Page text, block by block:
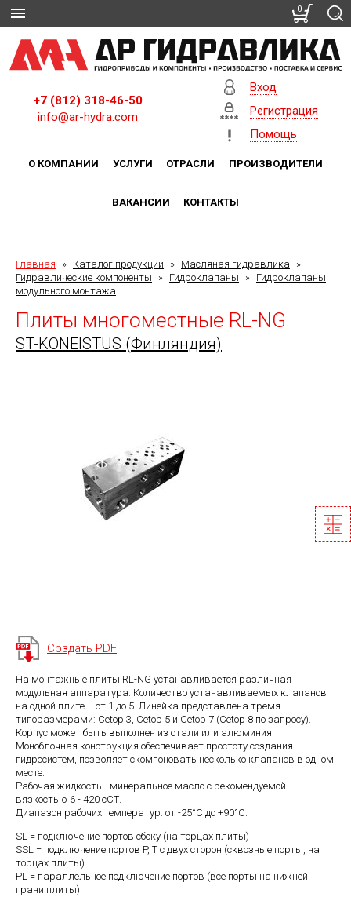
+7 (812) 318-46-50
info@ar-hydra.com
Вход
Регистрация
Помощь
О КОМПАНИИ УСЛУГИ ОТРАСЛИ ПРОИЗВОДИТЕЛИ
ВАКАНСИИ КОНТАКТЫ
Главная » Каталог продукции » Масляная гидравлика
»
Гидравлические компоненты
» Гидроклапаны » Гидроклапаны
модульного монтажа
Плиты многоместные RL-NG
ST-KONEISTUS (Финляндия)
Создать PDF
На монтажные плиты RL-NG устанавливается различная
модульная аппаратура. Количество устанавливаемых клапанов
на одной плите – от 1 до 5. Линейка представлена тремя
типоразмерами: Cetop 3, Cetop 5 и Cetop 7 (Cetop 8 по запросу).
Корпус может быть выполнен из стали или алюминия.
Моноблочная конструкция обеспечивает простоту создания
гидросистем, позволяет скомпоновать несколько клапанов в одном
месте.
Рабочая жидкость - минеральное масло с рекомендуемой
вязкостью 6 - 420 сСТ.
Диапазон рабочих температур: от -25°С до +90°С.
SL = подключение портов сбоку (на торцах плиты)
SSL = подключение портов P, Т с двух сторон (сквозные порты, на
торцах плиты).
PL = параллельное подключение портов (все порты на нижней
грани плиты).
0